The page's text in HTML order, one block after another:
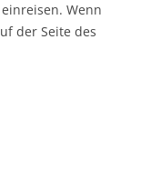
Wenn
der Seite des